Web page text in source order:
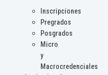
Inscripciones
Pregrados
Posgrados
Micro
y
Macrocredenciales